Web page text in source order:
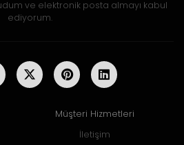
ve elektronik posta almayı kabul
ediyorum.
Müşteri Hizmetleri
İletişim